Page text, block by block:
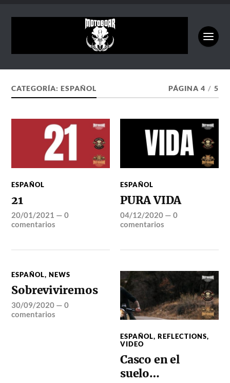
CATEGORÍA:ESPAÑOL PÁGINA 4 / 5
ESPAÑOL
21
20/01/2021 —0
comentarios
ESPAÑOL
PURA VIDA
04/12/2020 —0
comentarios
ESPAÑOL,NEWS
Sobreviviremos
30/09/2020 —0
comentarios
ESPAÑOL,REFLECTIONS,
VIDEO
Casco en el
suelo…